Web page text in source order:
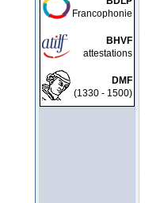
Francophonie
BHVF
attestations
DMF
(1330 - 1500)